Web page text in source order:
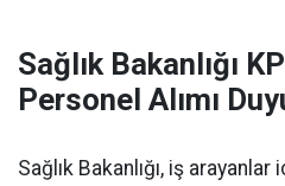
Sağlık Bakanlığı
Personel Alımı
Sağlık Bakanlığı, iş